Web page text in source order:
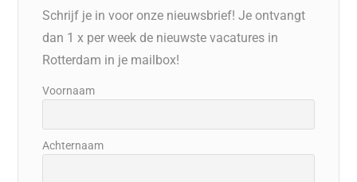
Schrijf je in voor onze nieuwsbrief! Je ontvangt
dan 1 x per week de nieuwste vacatures in
Rotterdam in je mailbox!
Voornaam
Achternaam